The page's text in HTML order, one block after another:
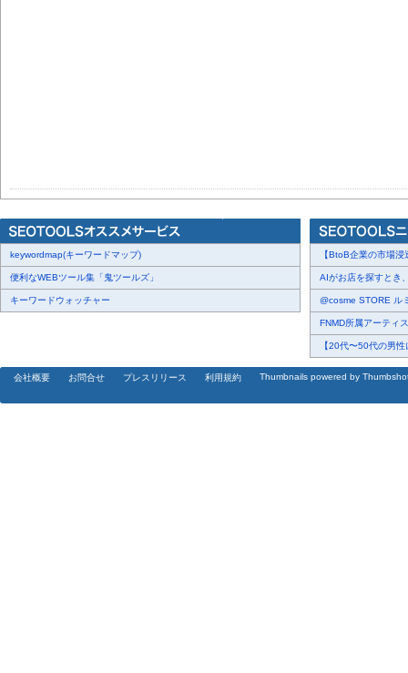
keywordmap(キーワードマップ)
便利なWEBツール集「鬼ツールズ」
キーワードウォッチャー
【BtoB企業の市場
AIがお店を探すとき
@cosme STORE ル
FNMD所属アーティ
【20代〜50代の男
会社概要 お問合せ プレスリリース 利用規約 Thumbnails powered by